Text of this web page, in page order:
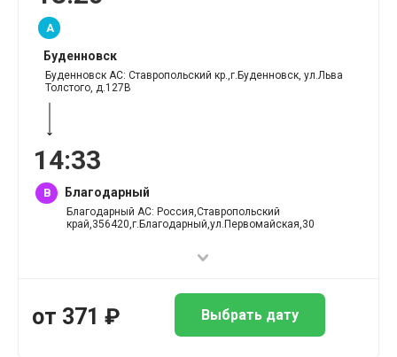
A
Буденновск
Буденновск АС: Ставропольский кр.,г.Буденновск, ул.Льва
Толстого, д.127В
14:33
B Благодарный
Благодарный АС: Россия,Ставропольский
край,356420,г.Благодарный,ул.Первомайская,30
от 371 ₽ Выбрать дату